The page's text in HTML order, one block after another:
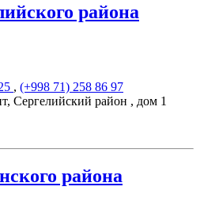
района
, (+998 71) 258 86 97
Сергелийский район , дом 1
района